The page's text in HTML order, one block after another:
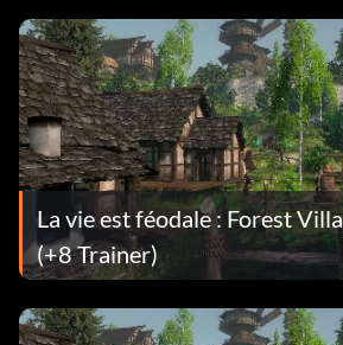
La vie est féodale : Forest
(+8 Trainer)